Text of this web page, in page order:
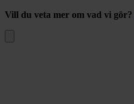
Vill du veta mer om vad vi gör?